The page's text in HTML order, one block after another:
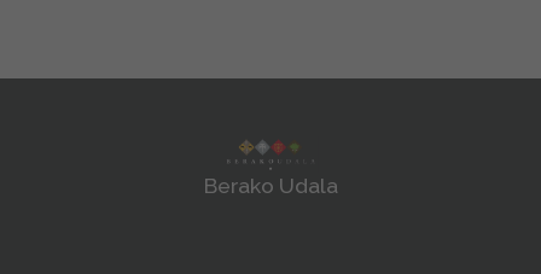
Berako Udala